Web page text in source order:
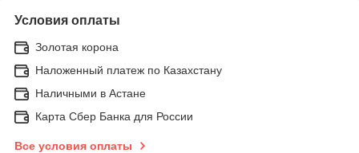
Условия оплаты
Золотая корона
Наложенный платеж по Казахстану
Наличными в Астане
Карта Сбер Банка для России
Все условия оплаты